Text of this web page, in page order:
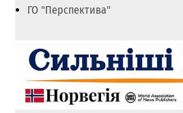
ГО "Перспектива"